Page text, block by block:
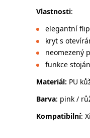
Vlastnosti:
elegantní
kryt s
neomezený
funkce
Materiál: PU
Barva: pink /
Kompatibilní: